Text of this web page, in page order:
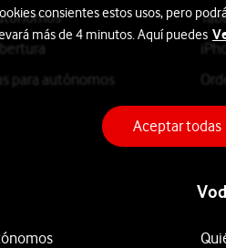
para autónomos
consientes estos usos, pero
más de 4 minutos. Aquí puedes
Aceptar todas